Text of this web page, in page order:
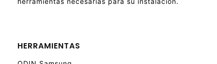
HERRAMIENTAS